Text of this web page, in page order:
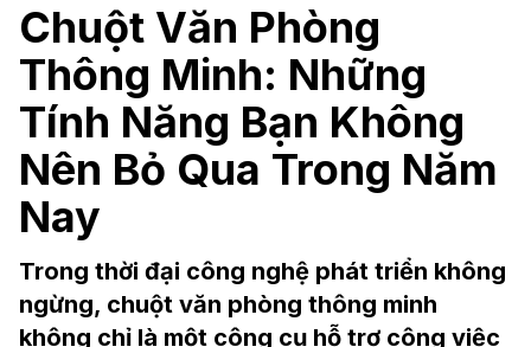
Chuột Văn Phòng
Thông Minh: Những
Tính Năng Bạn Không
Nên Bỏ Qua Trong Năm
Nay
Trong thời đại công nghệ phát triển không
ngừng, chuột văn phòng thông minh
không chỉ là một công cụ hỗ trợ công việc